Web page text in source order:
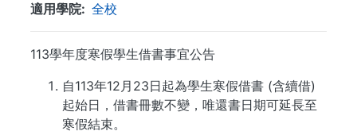
適用學院
全校
113學年度寒假學生借書事宜公告
自113年12月23日起為學生寒假借書 (含續借)
起始日，借書冊數不變，唯還書日期可延長至
寒假結束。